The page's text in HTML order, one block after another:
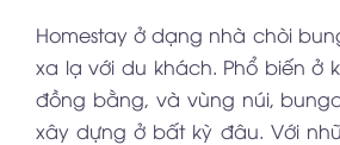
Homestay ở dạng nhà chòi
xa lạ với du khách. Phổ biến ở
đồng bằng, và vùng núi,
xây dựng ở bất kỳ đâu. Với